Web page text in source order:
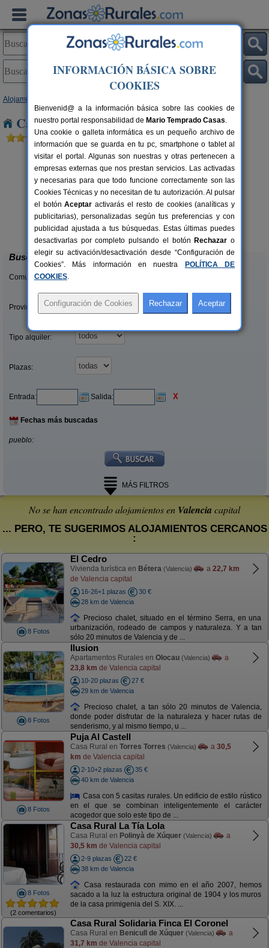
Alojamientos
Casas Rurales cerca de Valencia capital
4 pers.
desde40 €
Cabaña del Lago
Anna (Valencia)
Buscar
Comunidades:
Provincias/Islas:
Tipo alquiler:
Plazas:
Entrada: Salida: X
Fechas más buscadas
pueblo:
MÁS FILTROS
No se han encontrado alojamientos en Valencia capital
... PERO, TE SUGERIMOS ALOJAMIENTOS CERCANOS
:
8 Fotos
El Cedro
Vivienda turística en Bétera (Valencia) a 22,7 km
de Valencia capital
16-26+1 plazas
30 €
28 km de Valencia
Precioso chalet, situado en el término Serra, en una
urbanización, rodeado de campos y naturaleza. Y a tan
sólo 20 minutos de Valencia y de ...
8 Fotos
Ilusion
Apartamentos Rurales en Olocau (Valencia)
a
23,8 km de Valencia capital
10-20 plazas
27 €
29 km de Valencia
Precioso chalet, a tan sólo 20 minutos de Valencia,
donde poder disfrutar de la naturaleza y hacer rutas de
senderismo, y al mismo tiempo, u ...
8 Fotos
Puja Al Castell
Casa Rural en Torres Torres (Valencia) a 30,5
km de Valencia capital
2-10+2 plazas
35 €
40 km de Valencia
Casa con 5 casitas rurales. Un edificio de estilo rústico
en el que se combinan inteligentemente el carácter
acogedor que solo este tipo de ...
8 Fotos
(2 comentarios)
Casa Rural La Tía Lola
Casa Rural en Polinyà de Xúquer (Valencia)
a
30,5 km de Valencia capital
2-9 plazas
22 €
38 km de Valencia
Casa restaurada con mimo en el año 2007, hemos
sacado a la luz la estructura original de 1904 y los muros
de la casa primigenia del S. XIX. ...
Casa Rural Solidaria Finca El Coronel
Casa Rural en Benicull de Xúquer (Valencia)
a
31,7 km de Valencia capital
INFORMACIÓN BÁSICA SOBRE
COOKIES
Bienvenid@ a la información básica sobre las cookies de
nuestro portal responsabilidad de Mario Temprado Casas.
Una cookie o galleta informática es un pequeño archivo de
información que se guarda en tu pc, smartphone o tablet al
visitar el portal. Algunas son nuestras y otras pertenecen a
empresas externas que nos prestan servicios. Las activadas
y necesarias para que todo funcione correctamente son las
Cookies Técnicas y no necesitan de tu autorización. Al pulsar
el botónAceptar activarás el resto de cookies (analíticas y
publicitarias), personalizadas según tus preferencias y con
publicidad ajustada a tus búsquedas. Estas últimas puedes
desactivarlas por completo pulsando el botón Rechazar o
elegir su activación/desactivación desde “Configuración de
Cookies”. Más información en nuestra
POLÍTICA DE
COOKIES.